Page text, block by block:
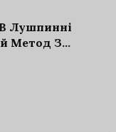
Лушпинні
Метод З